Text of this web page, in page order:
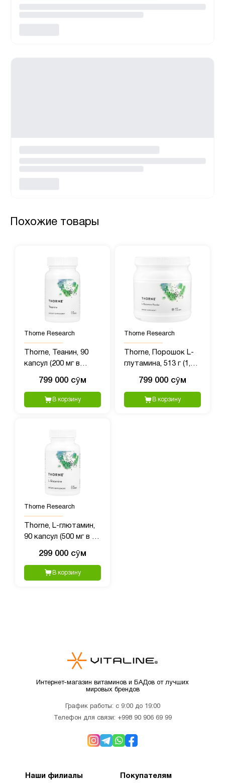
Похожие товары
Thorne Research
Thorne, Теанин, 90
капсул (200 мг в
799 000 сӯм
В корзину
Thorne Research
Thorne, Порошок L-
глутамина, 513 г (1,1
799 000 сӯм
В корзину
Thorne Research
Thorne, L-глютамин,
90 капсул (500 мг в 1
299 000 сӯм
В корзину
Интернет-магазин витаминов и БАДов от лучших
мировых брендов
График работы: с 9:00 до 19:00
Телефон для связи: +998 90 906 69 99
Наши филиалы Покупателям